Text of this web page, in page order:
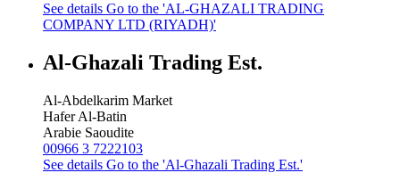
See details Go to the 'AL-GHAZALI TRADING
COMPANY LTD (RIYADH)'
Al-Ghazali Trading Est.
Al-Abdelkarim Market
Hafer Al-Batin
Arabie Saoudite
00966 3 7222103
See details Go to the 'Al-Ghazali Trading Est.'